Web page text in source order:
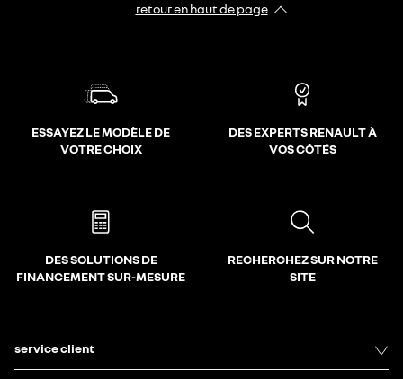
retour en haut de page​
ESSAYEZ LE MODÈLE DE
VOTRE CHOIX
DES EXPERTS RENAULT À
VOS CÔTÉS
DES SOLUTIONS DE
FINANCEMENT SUR-MESURE
RECHERCHEZ SUR NOTRE
SITE
service client